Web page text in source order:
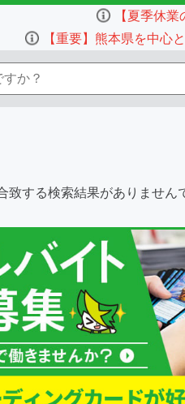
【夏季休業
【重要】熊本県を中心
致する検索結果がありません